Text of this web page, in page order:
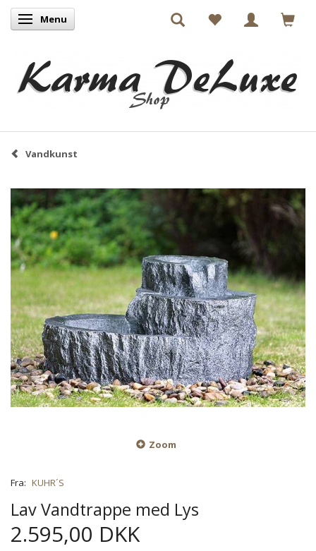
Skifte navigation
Menu
Vandkunst
Zoom
Fra: KUHR´S
Lav Vandtrappe med Lys
2.595,00 DKK